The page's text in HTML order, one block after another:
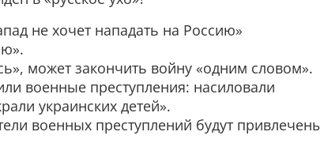
не хочет нападать на Россию»
может закончить войну «одним словом».
военные преступления: насиловали
украинских детей».
военных преступлений будут